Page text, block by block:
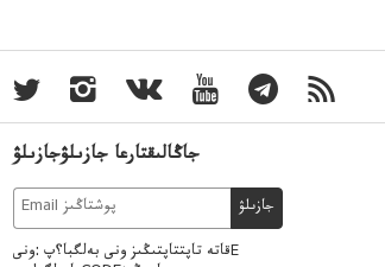
جاڭالىقتارعا جازىلۋجازىلۋ
جازىلۋ
قاتە تاپتتاپتىڭىز ونى بەلگبا؟پ :ونىE